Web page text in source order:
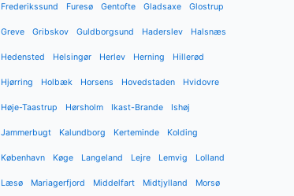
Frederikssund Furesø Gentofte Gladsaxe Glostrup
Greve Gribskov Guldborgsund Haderslev Halsnæs
Hedensted Helsingør Herlev Herning Hillerød
Hjørring Holbæk Horsens Hovedstaden Hvidovre
Høje-Taastrup Hørsholm Ikast-Brande Ishøj
Jammerbugt Kalundborg Kerteminde Kolding
København Køge Langeland Lejre Lemvig Lolland
Læsø Mariagerfjord Middelfart Midtjylland Morsø